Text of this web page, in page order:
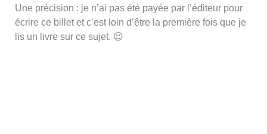
Une précision : je n’ai pas été payée par l’éditeur pour
écrire ce billet et c’est loin d’être la première fois que je
lis un livre sur ce sujet. 😉